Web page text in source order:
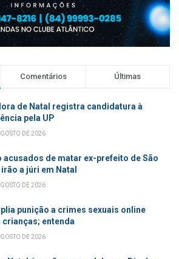
Comentários Últimas
de Natal registra candidatura à
pela UP
DE 2026
acusados de matar ex-prefeito de São
a júri em Natal
DE 2026
punição a crimes sexuais online
crianças; entenda
DE 2026